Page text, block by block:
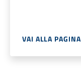
VAI ALLA PAGINA